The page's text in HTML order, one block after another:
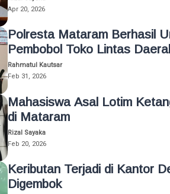
Apr 20, 2026
Polresta Mataram Berhasil
Pembobol Toko Lintas
Rahmatul Kautsar
Feb 31, 2026
Mahasiswa Asal Lotim
di Mataram
Rizal Sayaka
Feb 20, 2026
Keributan Terjadi di Kantor
Digembok